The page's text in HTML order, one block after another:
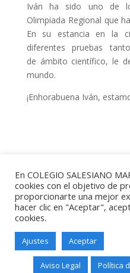
Iván ha sido uno de
Olimpiada Regional que
En su estancia en la
diferentes pruebas
de ámbito científico, le
mundo.
¡Enhorabuena Iván,
Salesianos
Altamira, 73 -
En COLEGIO SALESIANO
cookies con el objetivo de
proporcionarte una mejor
hacer clic en "Aceptar",
cookies.
Ajustes Aceptar
Aviso Legal Política